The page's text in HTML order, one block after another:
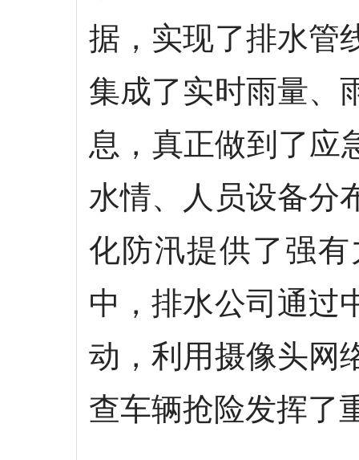
据，实现了排水管
集成了实时雨量、
息，真正做到了应
水情、人员设备分
化防汛提供了强
中，排水公司通过
动，利用摄像头网
查车辆抢险发挥了